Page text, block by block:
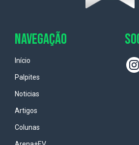
NAVEGAÇÃO
Início
Palpites
Noticias
Artigos
Colunas